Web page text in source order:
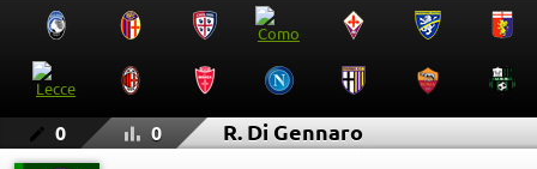
0 0 R. Di Gennaro